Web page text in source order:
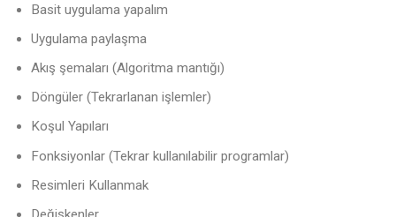
Basit uygulama yapalım
Uygulama paylaşma
Akış şemaları (Algoritma mantığı)
Döngüler (Tekrarlanan işlemler)
Koşul Yapıları
Fonksiyonlar (Tekrar kullanılabilir programlar)
Resimleri Kullanmak